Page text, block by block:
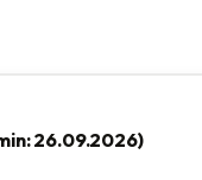
26.09.2026)